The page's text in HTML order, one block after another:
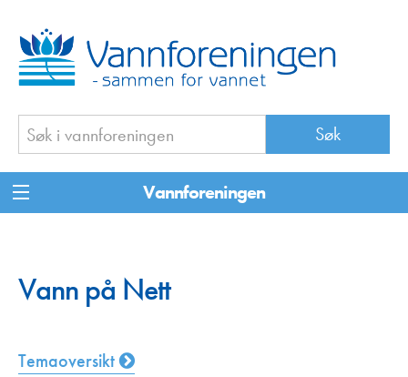
Vannforeningen
Vann på Nett
Temaoversikt